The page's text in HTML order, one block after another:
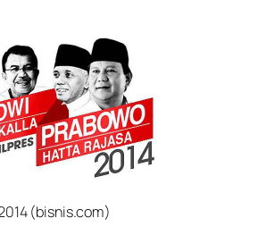
(bisnis.com)